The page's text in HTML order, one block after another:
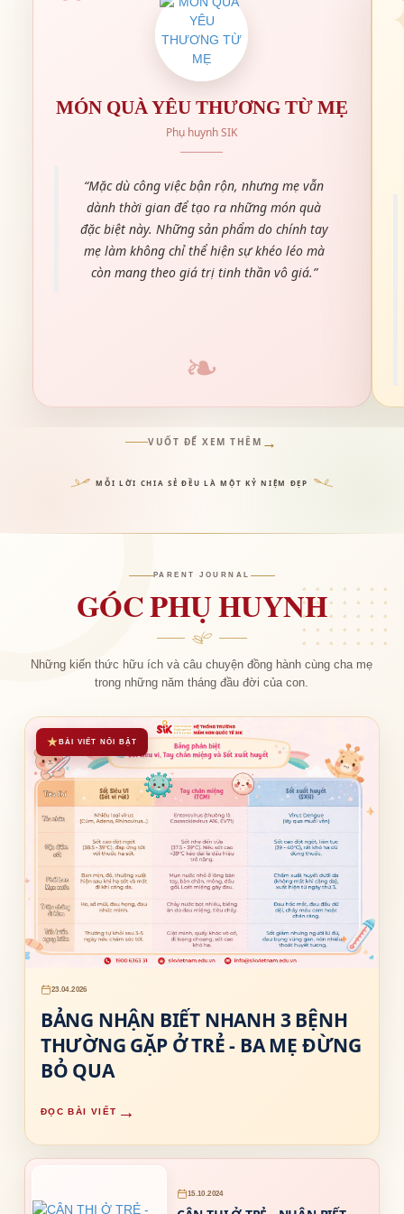
NGÀY HỘI ĐỌC SÁCH - NƠI NUÔI DƯỠNG TÌNH YÊU
SÁCH TRONG CON
RA MẮT SERIES "NHÀ THÔNG THÁI NHÍ" - KHÁM PHÁ
THẾ GIỚI TRI THỨC CÙNG SIK
SIK OPEN DAY - SỰ KIỆN SINH TRẮC VÂN TAY
OPEN DAY - SINH TRẮC VÂN TAY VÀ KHÁM PHÁ
KHÔNG GIAN HỌC TẬP TẠI SIK
WORKSHOP - TẦM SOÁT SỚM CÁC BỆNH LÝ CƠ
XƯƠNG KHỚP Ở TRẺ
CON CƯỜI LÊN THẬT ĐẸP - THẬT HẠNH PHÚC
MÓN QUÀ YÊU THƯƠNG TỪ MẸ
Phụ huynh SIK
“Mặc dù công việc bận rộn, nhưng mẹ vẫn
dành thời gian để tạo ra những món quà
đặc biệt này. Những sản phẩm do chính tay
mẹ làm không chỉ thể hiện sự khéo léo mà
còn mang theo giá trị tinh thần vô giá.”
VUỐT ĐỂ XEM THÊM →
MỖI LỜI CHIA SẺ ĐỀU LÀ MỘT KỶ NIỆM ĐẸP
PARENT JOURNAL
GÓC PHỤ HUYNH
Những kiến thức hữu ích và câu chuyện đồng hành cùng cha mẹ
trong những năm tháng đầu đời của con.
★BÀI VIẾT NỔI BẬT
23.04.2026
BẢNG NHẬN BIẾT NHANH 3 BỆNH
THƯỜNG GẶP Ở TRẺ - BA MẸ ĐỪNG
BỎ QUA
ĐỌC BÀI VIẾT →
15.10.2024